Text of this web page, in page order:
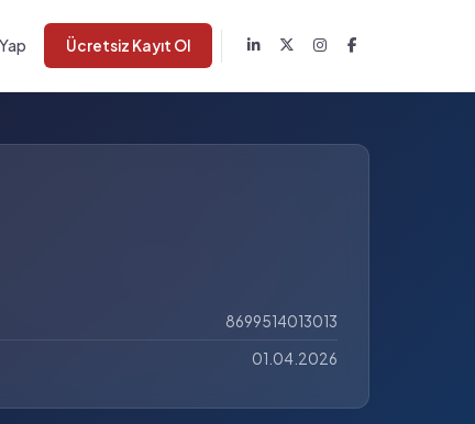
Ücretsiz Kayıt Ol
8699514013013
01.04.2026